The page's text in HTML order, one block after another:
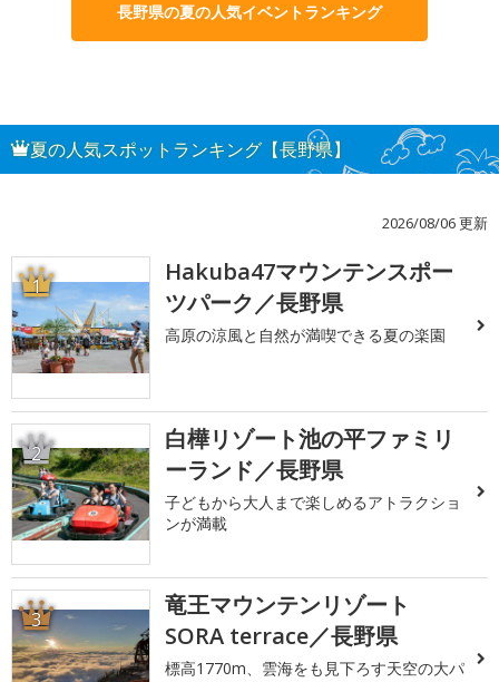
長野県の夏の人気イベントランキング
夏の人気スポットランキング【長野県】
2026/08/06 更新
1
Hakuba47マウンテンスポー
ツパーク／長野県
高原の涼風と自然が満喫できる夏の楽園
2
白樺リゾート池の平ファミリ
ーランド／長野県
子どもから大人まで楽しめるアトラクショ
ンが満載
3
竜王マウンテンリゾート
SORA terrace／長野県
標高1770m、雲海をも見下ろす天空の大パ